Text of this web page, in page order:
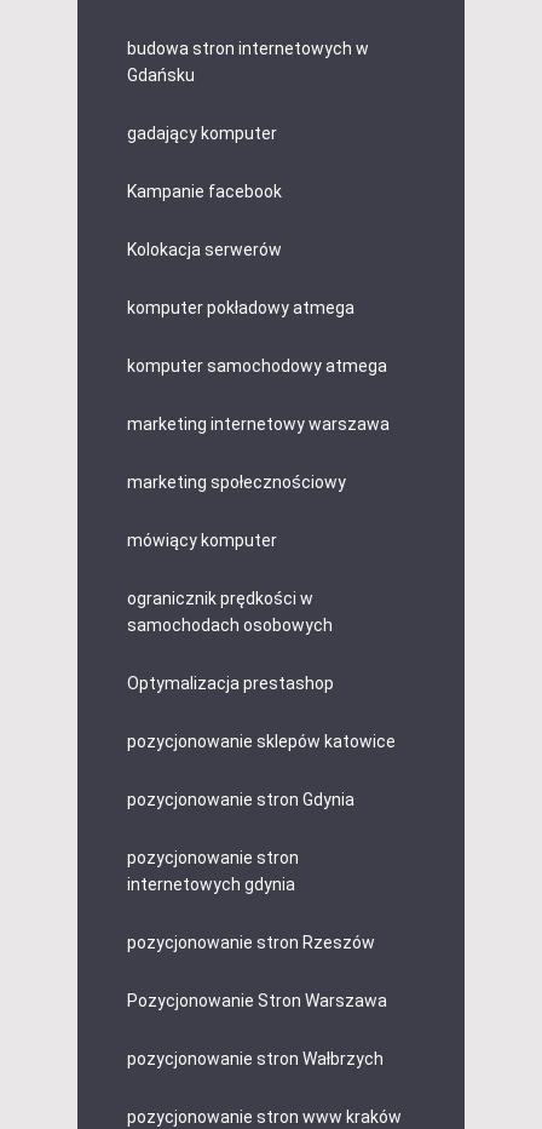
budowa stron internetowych w
Gdańsku
gadający komputer
Kampanie facebook
Kolokacja serwerów
komputer pokładowy atmega
komputer samochodowy atmega
marketing internetowy warszawa
marketing społecznościowy
mówiący komputer
ogranicznik prędkości w
samochodach osobowych
Optymalizacja prestashop
pozycjonowanie sklepów katowice
pozycjonowanie stron Gdynia
pozycjonowanie stron
internetowych gdynia
pozycjonowanie stron Rzeszów
Pozycjonowanie Stron Warszawa
pozycjonowanie stron Wałbrzych
pozycjonowanie stron www kraków